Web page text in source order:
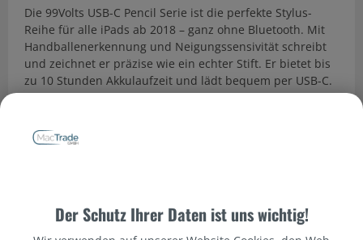
Die 99Volts USB-C Pencil Serie ist die perfekte Stylus-
Reihe für alle iPads ab 2018 – ganz ohne Bluetooth. Mit
Handballenerkennung und Neigungssensivität schreibt
und zeichnet er präzise wie ein echter Stift. Er bietet bis
zu 10 Stunden Akkulaufzeit und lädt bequem per USB-C.
Leicht, robust, sofort einsatzbereit – ideal für Schule, Uni
Produkthighlights
Mit Handballenerkennung
Der Schutz Ihrer Daten ist uns wichtig!